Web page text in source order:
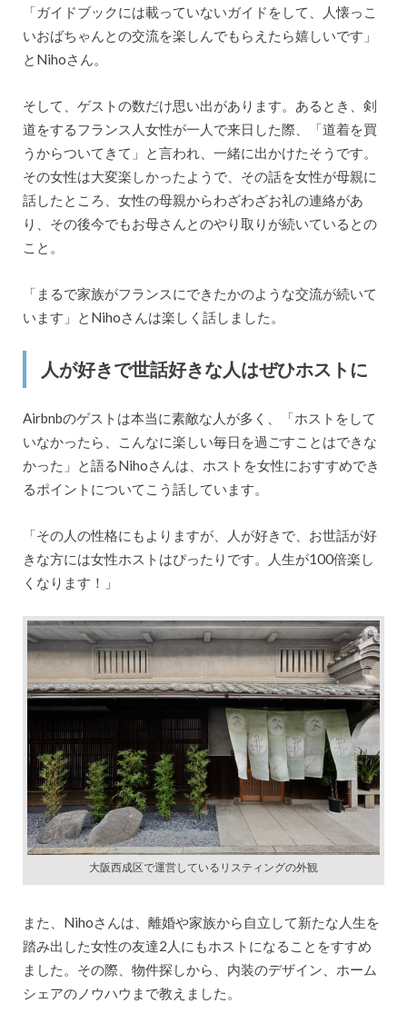
「ガイドブックには載っていないガイドをして、人懐っこ
いおばちゃんとの交流を楽しんでもらえたら嬉しいです」
とNihoさん。
そして、ゲストの数だけ思い出があります。あるとき、剣
道をするフランス人女性が一人で来日した際、「道着を買
うからついてきて」と言われ、一緒に出かけたそうです。
その女性は大変楽しかったようで、その話を女性が母親に
話したところ、女性の母親からわざわざお礼の連絡があ
り、その後今でもお母さんとのやり取りが続いているとの
こと。
「まるで家族がフランスにできたかのような交流が続いて
います」とNihoさんは楽しく話しました。
人が好きで世話好きな人はぜひホストに
Airbnbのゲストは本当に素敵な人が多く、「ホストをして
いなかったら、こんなに楽しい毎日を過ごすことはできな
かった」と語るNihoさんは、ホストを女性におすすめでき
るポイントについてこう話しています。
「その人の性格にもよりますが、人が好きで、お世話が好
きな方には女性ホストはぴったりです。人生が100倍楽し
くなります！」
大阪西成区で運営しているリスティングの外観
また、Nihoさんは、離婚や家族から自立して新たな人生を
踏み出した女性の友達2人にもホストになることをすすめ
ました。その際、物件探しから、内装のデザイン、ホーム
シェアのノウハウまで教えました。